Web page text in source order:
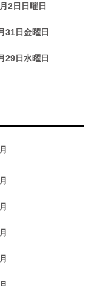
2日日曜日
31日金曜日
29日水曜日